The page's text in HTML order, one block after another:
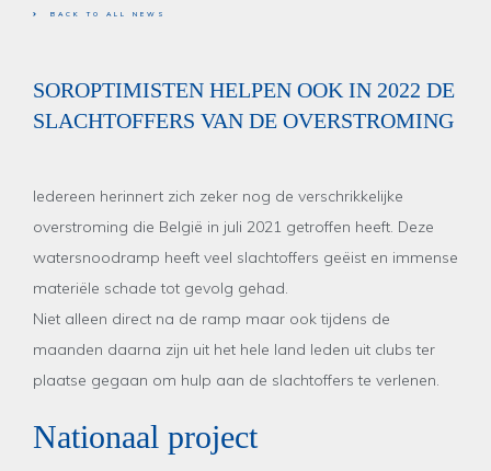
BACK TO ALL NEWS
SOROPTIMISTEN HELPEN OOK IN 2022 DE
SLACHTOFFERS VAN DE OVERSTROMING
Iedereen herinnert zich zeker nog de verschrikkelijke
overstroming die België in juli 2021 getroffen heeft. Deze
watersnoodramp heeft veel slachtoffers geëist en immense
materiële schade tot gevolg gehad.
Niet alleen direct na de ramp maar ook tijdens de
maanden daarna zijn uit het hele land leden uit clubs ter
plaatse gegaan om hulp aan de slachtoffers te verlenen.
Nationaal project